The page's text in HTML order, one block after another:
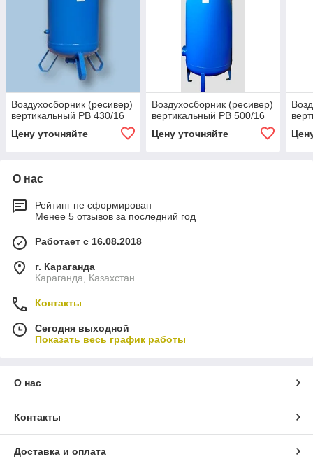
Воздухосборник (ресивер)
вертикальный РВ 430/16
Цену уточняйте
Воздухосборник (ресивер)
вертикальный РВ 500/16
Цену уточняйте
О нас
Рейтинг не сформирован
Менее 5 отзывов за последний год
Работает с 16.08.2018
г. Караганда
Караганда, Казахстан
Контакты
Сегодня выходной
Показать весь график работы
О нас
Контакты
Доставка и оплата